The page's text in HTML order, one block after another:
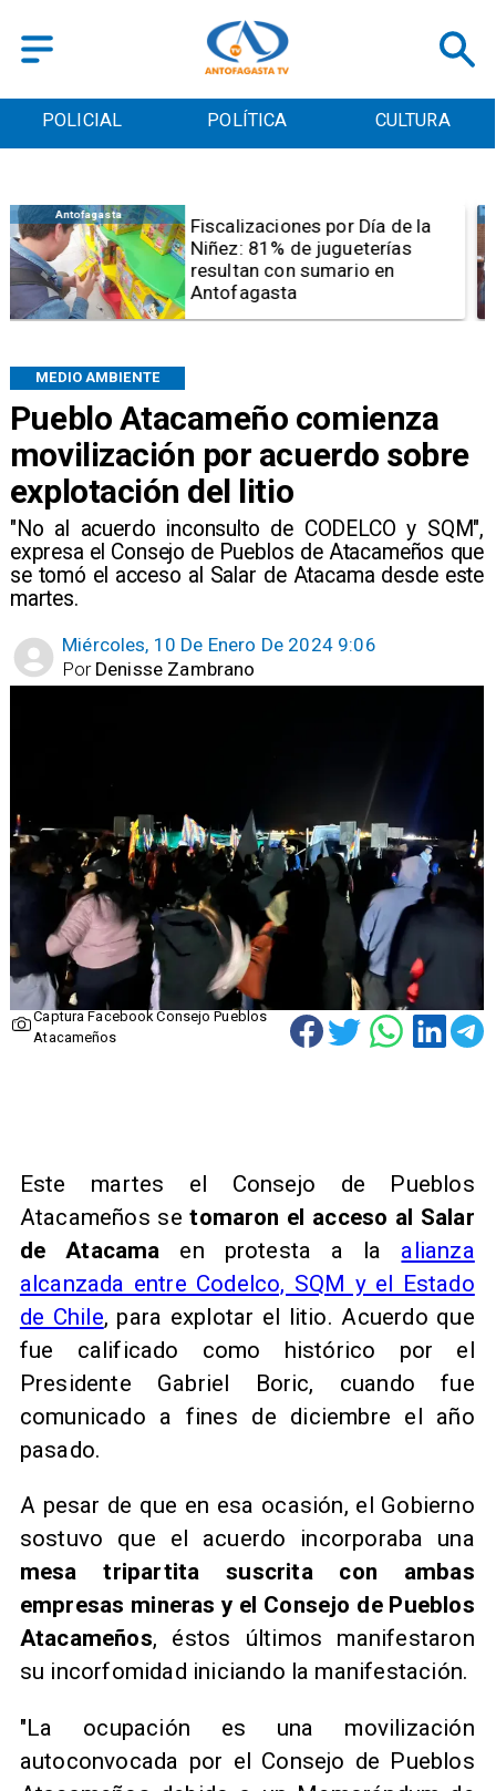
POLICIAL POLÍTICA CULTURA
Pueblo Atacameño comienza
movilización por acuerdo sobre
explotación del litio
"No al acuerdo inconsulto de CODELCO y SQM",
expresa el Consejo de Pueblos de Atacameños que
se tomó el acceso al Salar de Atacama desde este
martes.
MEDIO AMBIENTE
Miércoles, 10 De Enero De 2024 9:06
Denisse Zambrano
Por
Captura Facebook Consejo Pueblos
Atacameños
Antofagasta
Tribunal frena opción de pena
mixta para Karen Rojo por ahora
Este martes el Consejo de Pueblos
Atacameños setomaron el acceso al Salar
de Atacama en protesta a la alianza
alcanzada entre Codelco, SQM y el Estado
de Chile, para explotar el litio. Acuerdo que
fue calificado como histórico por el
Presidente Gabriel Boric, cuando fue
comunicado a fines de diciembre el año
pasado.
A pesar de que en esa ocasión, el Gobierno
sostuvo que el acuerdo incorporaba una
mesa tripartita suscrita con ambas
empresas mineras y el Consejo de Pueblos
Atacameños, éstos últimos manifestaron
su incorfomidad iniciando la manifestación.
"La ocupación es una movilización
autoconvocada por el Consejo de Pueblos